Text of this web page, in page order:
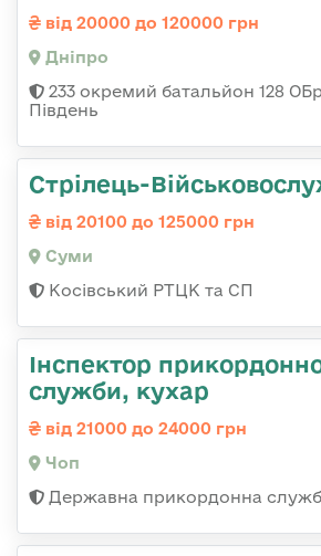
від 20000 до 120000 грн
Дніпро
233 окремий батальйон 128
Південь
Стрілець-
від 20100 до 125000 грн
Суми
Косівський РТЦК та СП
Інспектор
служби, кухар
від 21000 до 24000 грн
Чоп
Державна прикордонна